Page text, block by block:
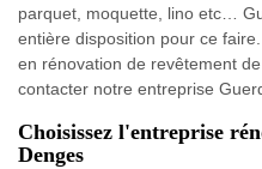
parquet, moquette, lino etc…
entière disposition pour ce
en rénovation de revêtement
contacter notre entreprise
Choisissez l'entreprise
Denges